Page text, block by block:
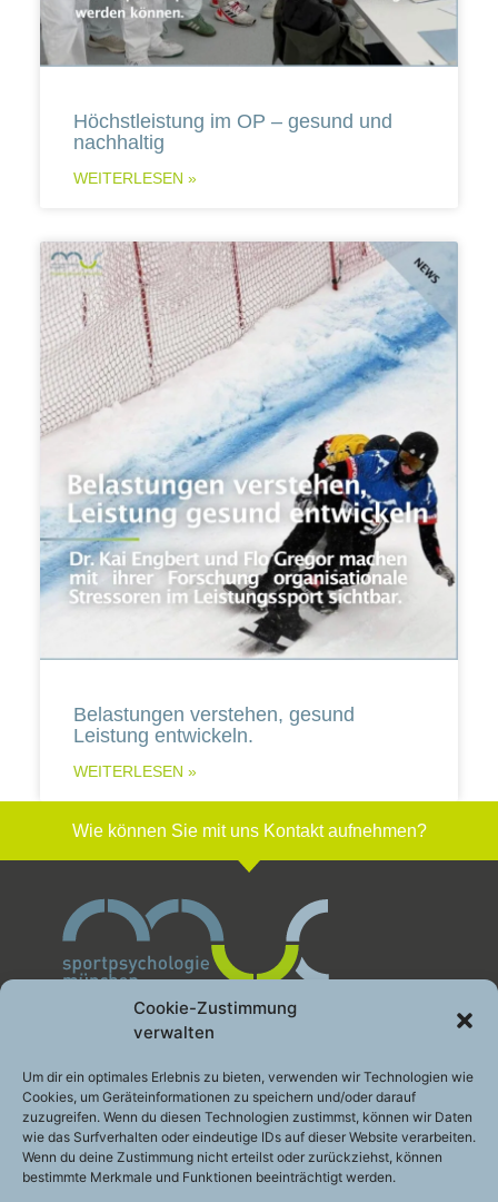
Cookie-Zustimmung
verwalten
Um dir ein optimales Erlebnis zu bieten, verwenden wir Technologien wie
Cookies, um Geräteinformationen zu speichern und/oder darauf
zuzugreifen. Wenn du diesen Technologien zustimmst, können wir Daten
wie das Surfverhalten oder eindeutige IDs auf dieser Website verarbeiten.
Wenn du deine Zustimmung nicht erteilst oder zurückziehst, können
bestimmte Merkmale und Funktionen beeinträchtigt werden.
Höchstleistung im OP – gesund und
nachhaltig
WEITERLESEN »
Belastungen verstehen, gesund
Leistung entwickeln.
WEITERLESEN »
Wie können Sie mit uns Kontakt aufnehmen?
Sportpsychologie München GbR
Leistung gesund entwickeln
Engelhardstraße 10a
81369 München